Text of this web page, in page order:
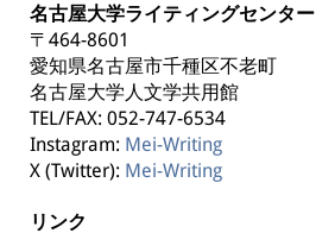
名古屋大学ライティングセンター
〒464-8601
愛知県名古屋市千種区不老町
名古屋大学人文学共用館
TEL/FAX: 052-747-6534
Instagram: Mei-Writing
X (Twitter): Mei-Writing
リンク